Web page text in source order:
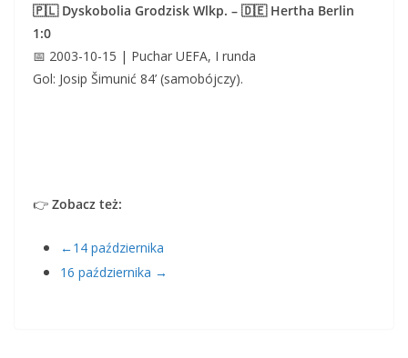
🇵🇱 Dyskobolia Grodzisk Wlkp. – 🇩🇪 Hertha Berlin
1:0
📅 2003-10-15 | Puchar UEFA, I runda
Gol: Josip Šimunić 84’ (samobójczy).
👉 Zobacz też:
←14 października
16 października →